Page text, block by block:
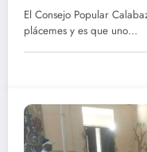
El Consejo Popular
plácemes y es que uno…